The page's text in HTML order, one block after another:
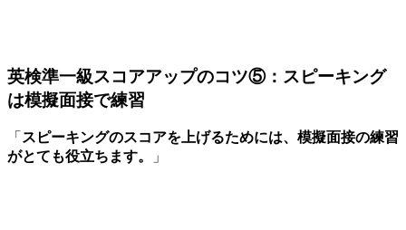
英検準一級スコアアップのコツ⑤：スピーキング
は模擬面接で練習
「 スピーキングのスコアを上げるためには、模擬面接の練習
がとても役立ちます。
」